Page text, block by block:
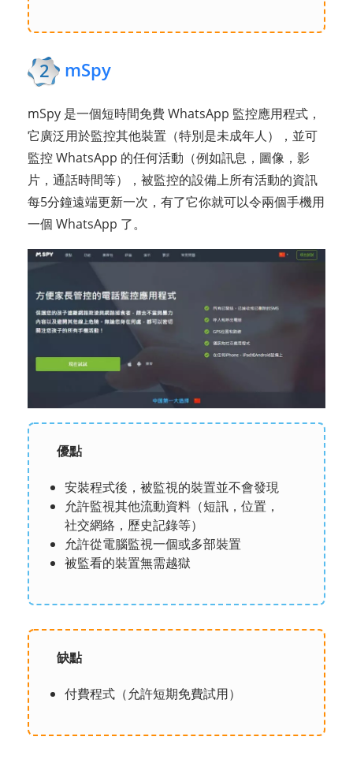
2 mSpy
mSpy 是一個短時間免費 WhatsApp 監控應用程式，
它廣泛用於監控其他裝置（特別是未成年人），並可
監控 WhatsApp 的任何活動（例如訊息，圖像，影
片，通話時間等），被監控的設備上所有活動的資訊
每5分鐘遠端更新一次，有了它你就可以令兩個手機用
一個 WhatsApp 了。
優點
安裝程式後，被監視的裝置並不會發現
允許監視其他流動資料（短訊，位置，
社交網絡，歷史記錄等）
允許從電腦監視一個或多部裝置
被監看的裝置無需越獄
缺點
付費程式（允許短期免費試用）